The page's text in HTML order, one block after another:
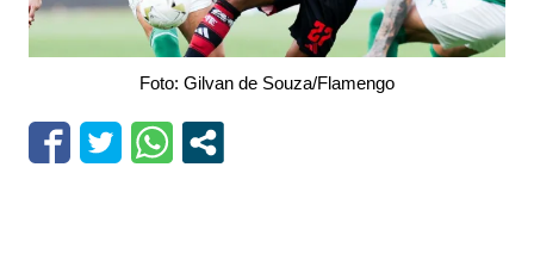
Foto: Gilvan de Souza/Flamengo